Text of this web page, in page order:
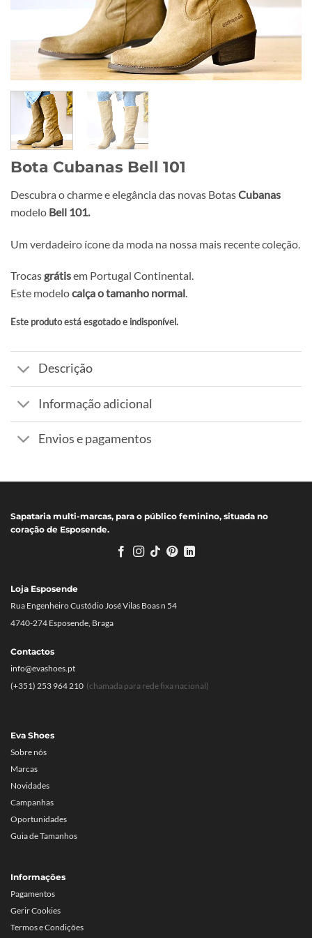
Bota Cubanas Bell 101
Descubra o charme e elegância das novas BotasCubanas
modelo Bell 101.
Um verdadeiro ícone da moda na nossa mais recente coleção.
Trocas grátisem Portugal Continental.
Este modelocalça o tamanho normal.
Este produto está esgotado e indisponível.
Alternative:
Descrição
Informação adicional
Envios e pagamentos
Sapataria multi-marcas, para o público feminino, situada no
coração de Esposende.
Eva Shoes
Sobre nós
Marcas
Novidades
Campanhas
Oportunidades
Guia de Tamanhos
Informações
Pagamentos
Gerir Cookies
Termos e Condições
Loja Esposende
Rua Engenheiro Custódio José Vilas Boas n 54
4740-274 Esposende, Braga
Contactos
info@evashoes.pt
(+351) 253 964 210 (chamada para rede fixa nacional)